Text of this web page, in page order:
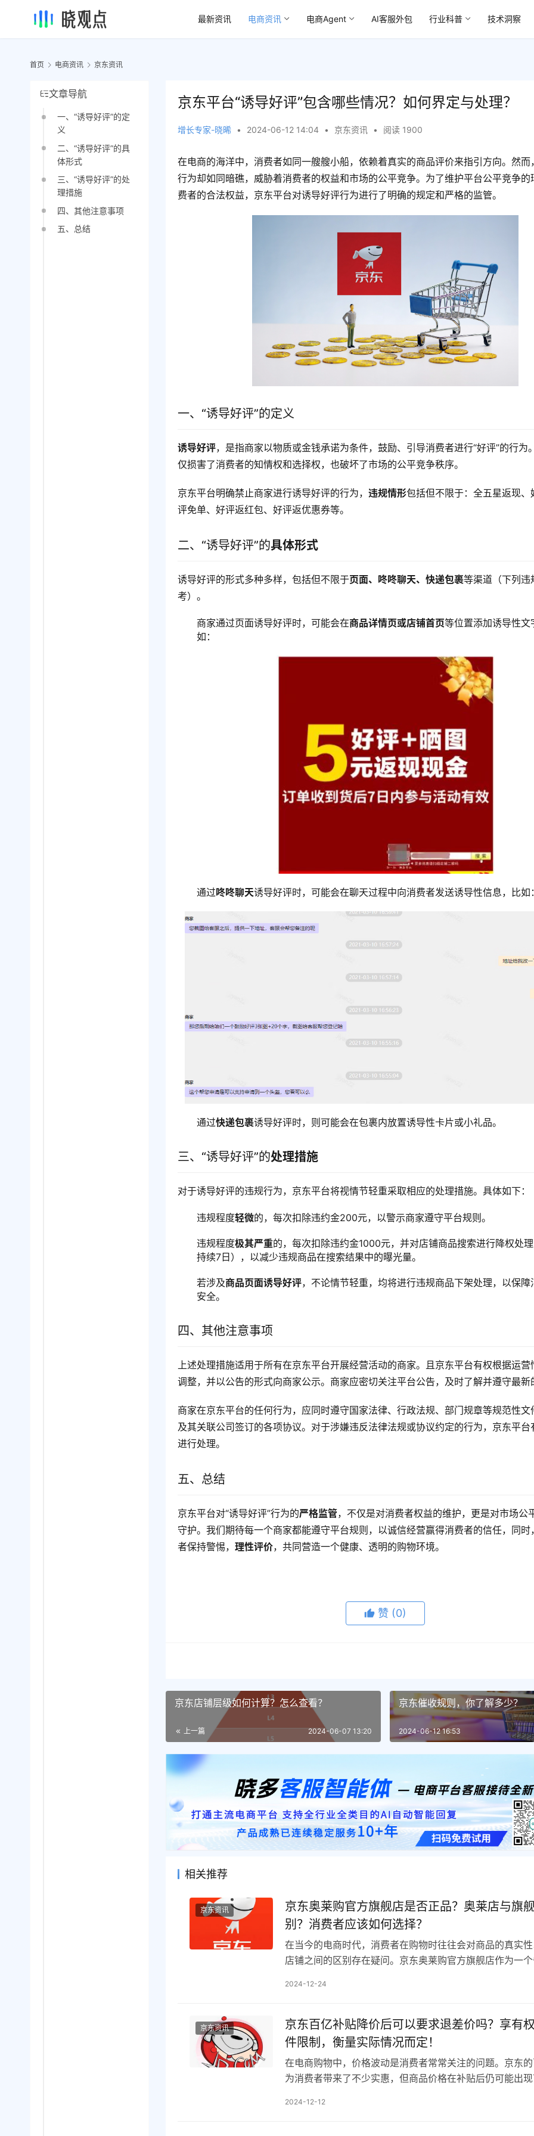
最新资讯 电商资讯 电商Agent AI客服外包 行业科普 技术洞察
首页 电商资讯 京东资讯
文章导航
一、“诱导好评”的定
义
二、“诱导好评”的具
体形式
三、“诱导好评”的处
理措施
四、其他注意事项
五、总结
京东平台“诱导好评”包含哪些情况？如何界定与处理？
增长专家-晓晞 • 2024-06-12 14:04 • 京东资讯 • 阅读 1900
在电商的海洋中，消费者如同一艘艘小船，依赖着真实的商品评价来指引方向。然而
行为却如同暗礁，威胁着消费者的权益和市场的公平竞争。为了维护平台公平竞争的
费者的合法权益，京东平台对诱导好评行为进行了明确的规定和严格的监管。
一、“诱导好评”的定义
诱导好评，是指商家以物质或金钱承诺为条件，鼓励、引导消费者进行“好评”的行为
仅损害了消费者的知情权和选择权，也破坏了市场的公平竞争秩序。
京东平台明确禁止商家进行诱导好评的行为，违规情形包括但不限于：全五星返现、
评免单、好评返红包、好评返优惠券等。
二、“诱导好评”的具体形式
诱导好评的形式多种多样，包括但不限于页面、咚咚聊天、快递包裹等渠道（下列违
考）。
商家通过页面诱导好评时，可能会在商品详情页或店铺首页等位置添加诱导性文
如：
通过咚咚聊天诱导好评时，可能会在聊天过程中向消费者发送诱导性信息，比如
通过快递包裹诱导好评时，则可能会在包裹内放置诱导性卡片或小礼品。
三、“诱导好评”的处理措施
对于诱导好评的违规行为，京东平台将视情节轻重采取相应的处理措施。具体如下：
违规程度轻微的，每次扣除违约金200元，以警示商家遵守平台规则。
违规程度极其严重的，每次扣除违约金1000元，并对店铺商品搜索进行降权处
持续7日），以减少违规商品在搜索结果中的曝光量。
若涉及商品页面诱导好评，不论情节轻重，均将进行违规商品下架处理，以保
安全。
四、其他注意事项
上述处理措施适用于所有在京东平台开展经营活动的商家。且京东平台有权根据运营
调整，并以公告的形式向商家公示。商家应密切关注平台公告，及时了解并遵守最新
商家在京东平台的任何行为，应同时遵守国家法律、行政法规、部门规章等规范性文
及其关联公司签订的各项协议。对于涉嫌违反法律法规或协议约定的行为，京东平台
进行处理。
五、总结
京东平台对“诱导好评”行为的严格监管，不仅是对消费者权益的维护，更是对市场公
守护。我们期待每一个商家都能遵守平台规则，以诚信经营赢得消费者的信任，同时
者保持警惕，理性评价，共同营造一个健康、透明的购物环境。
赞 (0)
京东店铺层级如何计算？怎么查看？
上一篇 2024-06-07 13:20
京东催收规则，你了解多少？
2024-06-12 16:53
相关推荐
京东资讯
京东奥莱购官方旗舰店是否正品？奥莱店与旗
别？消费者应该如何选择？
在当今的电商时代，消费者在购物时往往会对商品的真实
店铺之间的区别存在疑问。京东奥莱购官方旗舰店作为一
2024-12-24
京东资讯
京东百亿补贴降价后可以要求退差价吗？享有
件限制，衡量实际情况而定！
在电商购物中，价格波动是消费者常常关注的问题。京东
为消费者带来了不少实惠，但商品价格在补贴后仍可能出
2024-12-12